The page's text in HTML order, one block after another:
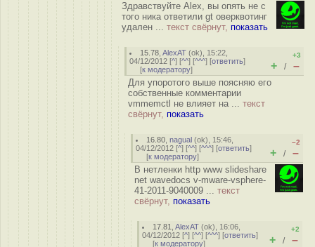
Здравствуйте Alex, вы опять не с
того ника ответили gt оверквотинг
удален ... текст свёрнут, показать
15.78 ,AlexAT (ok), 15:22,
04/12/2012 [^] [^^] [^^^] [ответить]
[к модератору]
+3
+ / –
Для упоротого выше поясняю его
собственные комментарии
vmmemctl не влияет на ... текст
свёрнут, показать
16.80 ,nagual (ok), 15:46,
04/12/2012 [^] [^^] [^^^] [ответить]
[к модератору]
–2
+ / –
В нетленки http www slideshare
net wavedocs v-mware-vsphere-
41-2011-9040009 ... текст
свёрнут, показать
17.81 ,AlexAT (ok), 16:06,
04/12/2012 [^] [^^] [^^^] [ответить]
[к модератору]
+2
+ / –